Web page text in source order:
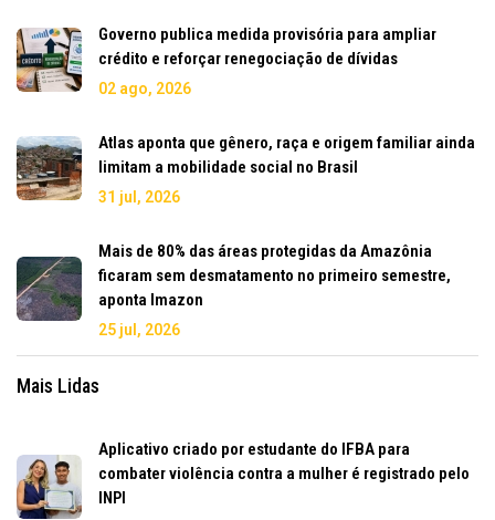
Governo publica medida provisória para ampliar
crédito e reforçar renegociação de dívidas
02 ago, 2026
Atlas aponta que gênero, raça e origem familiar ainda
limitam a mobilidade social no Brasil
31 jul, 2026
Mais de 80% das áreas protegidas da Amazônia
ficaram sem desmatamento no primeiro semestre,
aponta Imazon
25 jul, 2026
Mais Lidas
Aplicativo criado por estudante do IFBA para
combater violência contra a mulher é registrado pelo
INPI